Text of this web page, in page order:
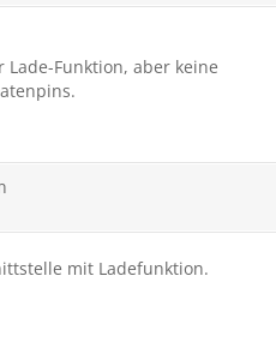
Lade-Funktion, aber keine
mit Ladefunktion.